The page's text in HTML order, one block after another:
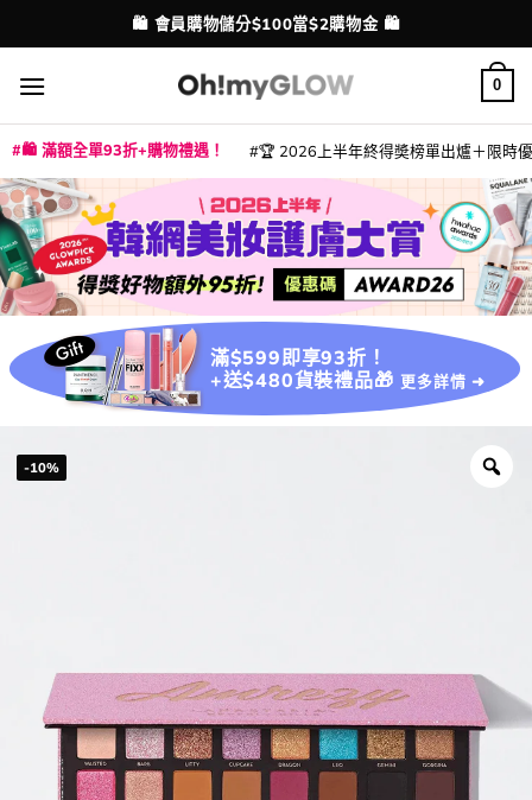
to
content
配送港澳
🛍️ 會員購物儲分$100當$2購物金 🛍️
0
🛍️ 滿額全單93折+購物禮遇！ 🏆 2026上半年終得奬榜單出爐＋限時
滿$599即享93折！
+送$480貨裝禮品🎁 更多詳情 ➜
-10%